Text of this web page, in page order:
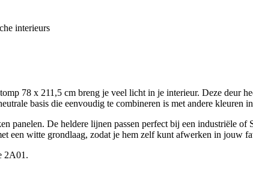
interieurs
78 x 211,5 cm breng je veel licht in je interieur. Deze deur
basis die eenvoudig te combineren is met andere kleuren
panelen. De heldere lijnen passen perfect bij een industriële
een witte grondlaag, zodat je hem zelf kunt afwerken in jouw
2A01.